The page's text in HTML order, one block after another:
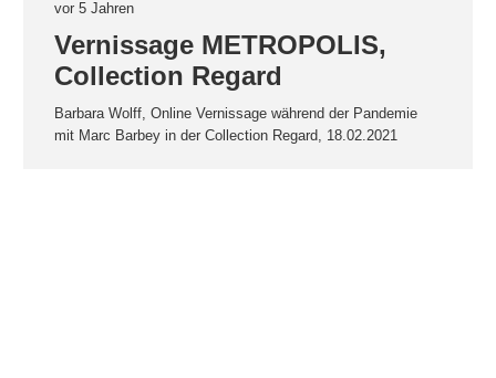
vor 5 Jahren
Vernissage METROPOLIS,
Collection Regard
Barbara Wolff, Online Vernissage während der Pandemie
mit Marc Barbey in der Collection Regard, 18.02.2021